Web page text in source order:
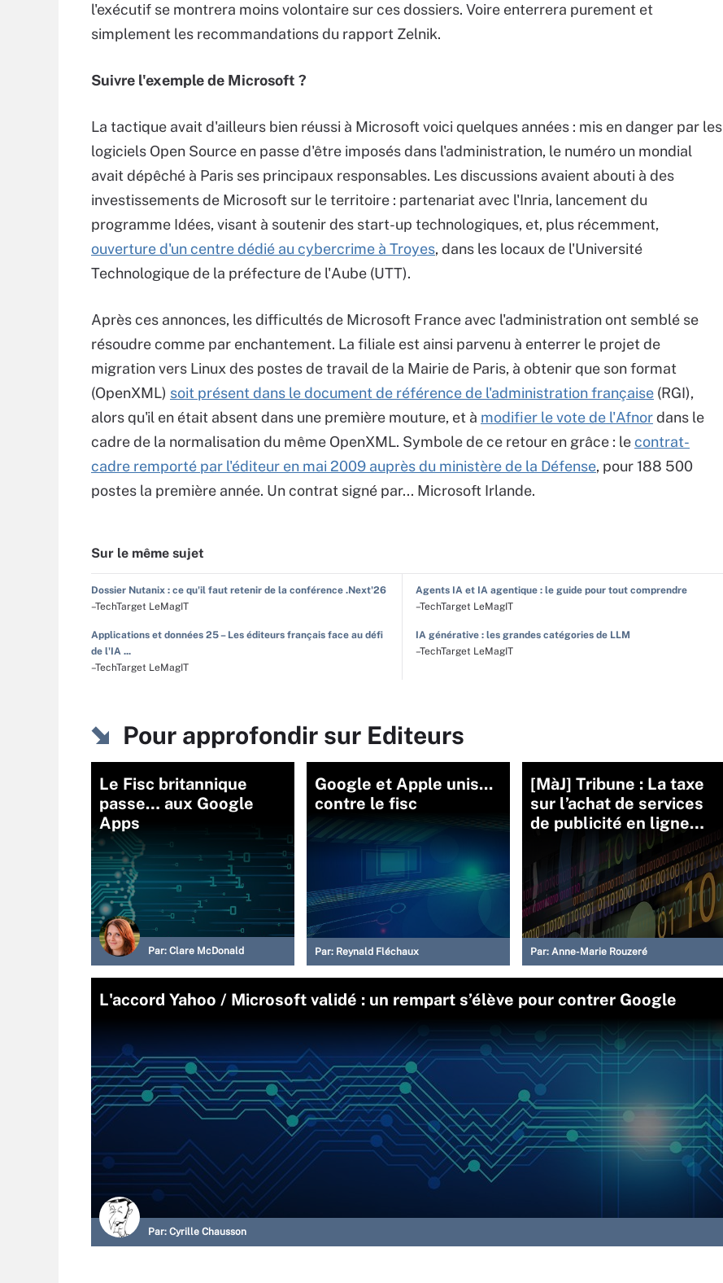
l'exécutif se montrera moins volontaire sur ces dossiers. Voire enterrera purement et
simplement les recommandations du rapport Zelnik.
Suivre l'exemple de Microsoft ?
La tactique avait d'ailleurs bien réussi à Microsoft voici quelques années : mis en danger par les
logiciels Open Source en passe d'être imposés dans l'administration, le numéro un mondial
avait dépêché à Paris ses principaux responsables. Les discussions avaient abouti à des
investissements de Microsoft sur le territoire : partenariat avec l'Inria, lancement du
programme Idées, visant à soutenir des start-up technologiques, et, plus récemment,
ouverture d'un centre dédié au cybercrime à Troyes, dans les locaux de l'Université
Technologique de la préfecture de l'Aube (UTT).
Après ces annonces, les difficultés de Microsoft France avec l'administration ont semblé se
résoudre comme par enchantement. La filiale est ainsi parvenu à enterrer le projet de
migration vers Linux des postes de travail de la Mairie de Paris, à obtenir que son format
(OpenXML) soit présent dans le document de référence de l'administration française (RGI),
alors qu'il en était absent dans une première mouture, et à modifier le vote de l'Afnordans le
cadre de la normalisation du même OpenXML. Symbole de ce retour en grâce : lecontrat-
cadre remporté par l'éditeur en mai 2009 auprès du ministère de la Défense, pour 188 500
postes la première année. Un contrat signé par... Microsoft Irlande.
Sur le même sujet
Dossier Nutanix : ce qu'il faut retenir de la conférence .Next'26
–TechTarget LeMagIT
Agents IA et IA agentique : le guide pour tout comprendre
–TechTarget LeMagIT
Applications et données 25 – Les éditeurs français face au défi
de l'IA ...
–TechTarget LeMagIT
IA générative : les grandes catégories de LLM
–TechTarget LeMagIT
Pour approfondir sur Editeurs
Le Fisc britannique
passe… aux Google
Apps
Par: Clare McDonald
Google et Apple unis...
contre le fisc
Par: Reynald Fléchaux
[MàJ] Tribune : La taxe
sur l’achat de services
de publicité en ligne…
Par: Anne-Marie Rouzeré
L'accord Yahoo / Microsoft validé : un rempart s’élève pour contrer Google
Par: Cyrille Chausson